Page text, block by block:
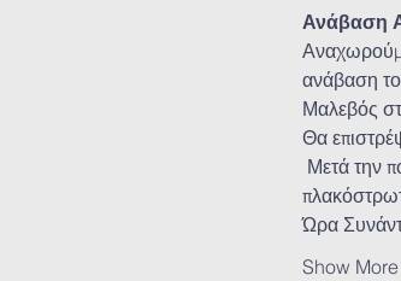
Ανάβαση
ανάβαση
Μαλεβός
Θα
Μετά την
Ώρα
Show More